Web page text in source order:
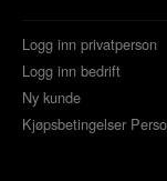
Logg inn privatperson
Logg inn bedrift
Ny kunde
Kjøpsbetingelser